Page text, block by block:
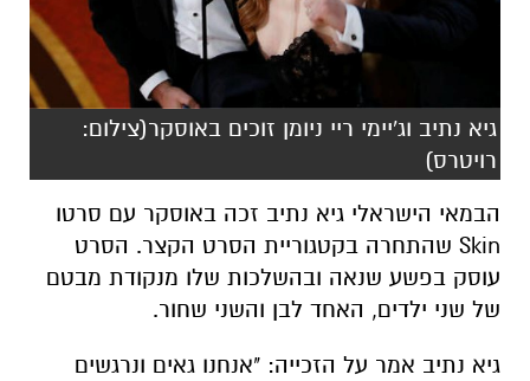
גיא נתיב וג'יימי ריי ניומן זוכים באוסקר(צילום:
רויטרס)
הבמאי הישראלי גיא נתיב זכה באוסקר עם סרטו
Skin שהתחרה בקטגוריית הסרט הקצר. הסרט
עוסק בפשע שנאה ובהשלכות שלו מנקודת מבטם
של שני ילדים, האחד לבן והשני שחור.
גיא נתיב אמר על הזכייה: "אנחנו גאים ונרגשים